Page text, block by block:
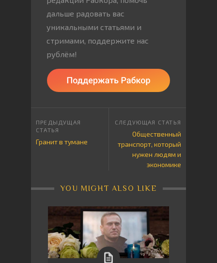
дальше радовать вас
уникальными статьями и
стримами, поддержите нас
рублём!
Гранит в тумане
Общественный
транспорт, который
нужен людям и
экономике
YOU MIGHT ALSO LIKE